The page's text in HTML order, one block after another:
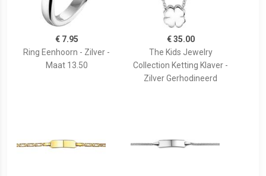
€ 7.95
Ring Eenhoorn - Zilver -
Maat 13.50
€ 35.00
The Kids Jewelry
Collection Ketting Klaver -
Zilver Gerhodineerd